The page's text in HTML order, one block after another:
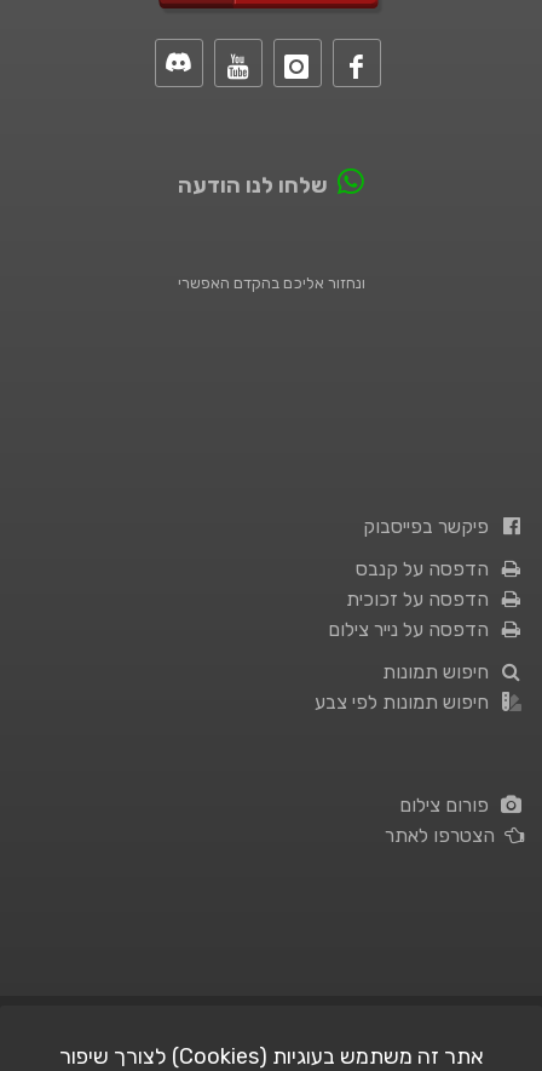
שלחו לנו הודעה
ונחזור אליכם בהקדם האפשרי
פיקשר בפייסבוק
הדפסה על קנבס
הדפסה על זכוכית
הדפסה על נייר צילום
חיפוש תמונות
חיפוש תמונות לפי צבע
פורום צילום
הצטרפו לאתר
אתר זה משתמש בעוגיות (Cookies) לצורך שיפור